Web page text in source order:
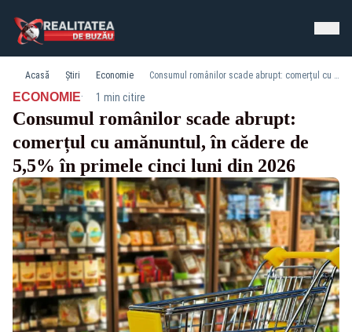
Acasă Știri Economie Consumul românilor scade abrupt: comerțul cu amănuntul, în cădere de 5,5% în primele cinci luni din 2026
ECONOMIE· 1 min citire
Consumul românilor scade abrupt:
comerțul cu amănuntul, în cădere de
5,5% în primele cinci luni din 2026